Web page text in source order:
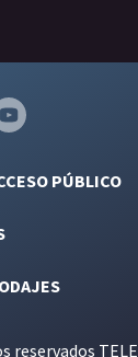
PÚBLICO
reservados